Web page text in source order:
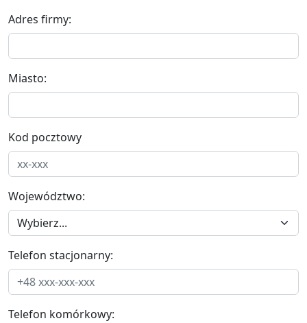
Adres firmy:
Miasto:
Kod pocztowy
Województwo:
Telefon stacjonarny:
Telefon komórkowy: